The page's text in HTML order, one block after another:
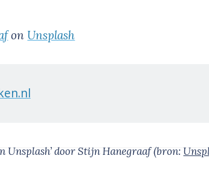
on Unsplash
Unsplash’door Stijn Hanegraaf(bron: